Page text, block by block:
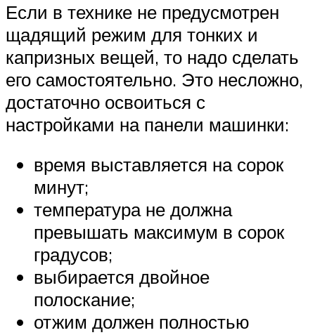
Если в технике не предусмотрен
щадящий режим для тонких и
капризных вещей, то надо сделать
его самостоятельно. Это несложно,
достаточно освоиться с
настройками на панели машинки:
время выставляется на сорок
минут;
температура не должна
превышать максимум в сорок
градусов;
выбирается двойное
полоскание;
отжим должен полностью